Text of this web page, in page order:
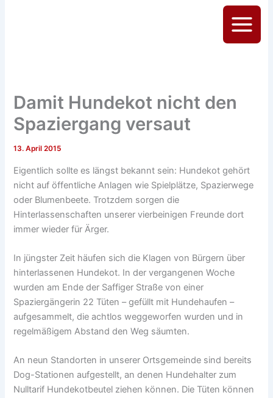
Main
Damit Hundekot nicht den
Spaziergang versaut
13. April 2015
Eigentlich sollte es längst bekannt sein: Hundekot gehört
nicht auf öffentliche Anlagen wie Spielplätze, Spazierwege
oder Blumenbeete. Trotzdem sorgen die
Hinterlassenschaften unserer vierbeinigen Freunde dort
immer wieder für Ärger.
In jüngster Zeit häufen sich die Klagen von Bürgern über
hinterlassenen Hundekot. In der vergangenen Woche
wurden am Ende der Saffiger Straße von einer
Spaziergängerin 22 Tüten – gefüllt mit Hundehaufen –
aufgesammelt, die achtlos weggeworfen wurden und in
regelmäßigem Abstand den Weg säumten.
An neun Standorten in unserer Ortsgemeinde sind bereits
Dog-Stationen aufgestellt, an denen Hundehalter zum
Nulltarif Hundekotbeutel ziehen können. Die Tüten können